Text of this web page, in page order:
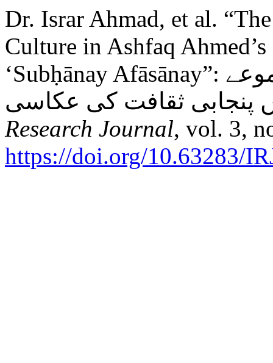
Dr. Israr Ahmad, et al.
Culture in Ashfaq
‘Subḥānay Afāsānay”: اشفاق احمد کے افسانوی مجموعے
Research Journal, vol. 3,
https://doi.org/10.63283/